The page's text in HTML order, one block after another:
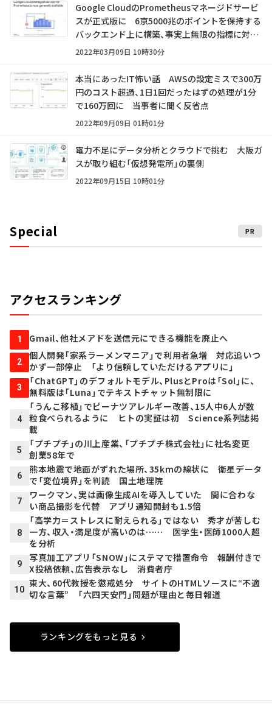
Google CloudのPrometheusマネージドサービ
スが正式版に 6京5000兆のポイントを保持する
バックエンド上に構築、事実上無限の指標に対応
可能
2022年03月09日 10時30分
本当にあったIT怖い話 AWSの設定ミスで300万
円のコスト超過、1日1回だったはずの処理が1分
で160万回に 当事者に聞く反省点
2022年09月09日 01時01分
電力不足にデータ分析とクラウドで挑む 大阪ガ
スが取り組む「仮想発電所」の裏側
2022年09月15日 10時01分
Special PR
アクセスランキング
1 Gmail、他社メアドを送信元にできる機能を廃止へ
2
個人開発「家系ラーメンマニア」で利用者急増 対応追いつ
かず一部停止 「より信頼していただけるアプリに」
3
「ChatGPT」のデフォルトモデル、PlusとProは「Sol」に、
無料版は「Luna」でテキストチャット無制限に
4
「うんこ移植」でピーナツアレルギー改善、15人中6人が数
粒食べられるように ヒトの実証は初 Science系列誌掲
載
5
「プチプチ」の川上産業、「プチプチ株式会社」に社名変更
創業58年で
6
熊本地震で地面がずれた場所、35kmの線状に 衛星データ
で「変位境界」を判読 国土地理院
7
ワークマン、実は画像生成AIを導入していた 間に合わな
い商品撮影を代替 アプリ通知開封も1.5倍
8
「高学力＝ストレスに耐えられる」ではない 秀才が苦しむ
一方、収入・満足度が高いのは…… 医学生・医師1000人超
を分析
9
写真加工アプリ「SNOW」にステマで措置命令 報酬付きで
X投稿依頼、広告表示なし 消費者庁
10
東大、60代教授を懲戒処分 サイトのHTMLソースに“不適
切な言葉” 「六四天安門」問題が理由と毎日報道
ランキングをもっと見る